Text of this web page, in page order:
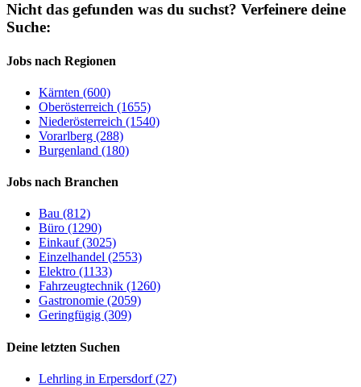
Nicht das gefunden was du suchst? Verfeinere deine
Suche:
Jobs nach Regionen
Kärnten (600)
Oberösterreich (1655)
Niederösterreich (1540)
Vorarlberg (288)
Burgenland (180)
Jobs nach Branchen
Bau (812)
Büro (1290)
Einkauf (3025)
Einzelhandel (2553)
Elektro (1133)
Fahrzeugtechnik (1260)
Gastronomie (2059)
Geringfügig (309)
Deine letzten Suchen
Lehrling in Erpersdorf (27)